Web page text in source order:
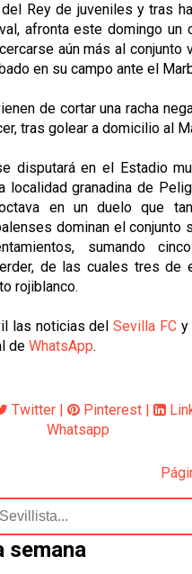
Rey de juveniles y tras
afronta este domingo un
aún más al conjunto
en su campo ante el
de cortar una racha
tras golear a domicilio al
disputará en el Estadio
localidad granadina de
en un duelo que
dominan el conjunto
sumando
de las cuales tres de
rojiblanco.
las noticias delSevilla FCy
de WhatsApp.
Twitter Pinterest
Whatsapp
semana